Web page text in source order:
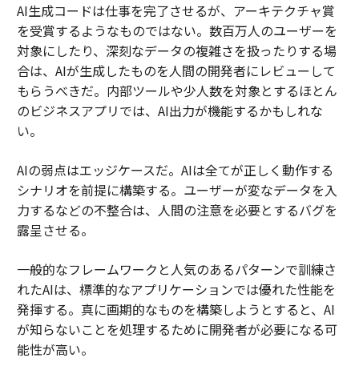
AI生成コードは仕事を完了させるが、アーキテクチャ賞
を受賞するようなものではない。数百万人のユーザーを
対象にしたり、深刻なデータの複雑さを扱ったりする場
合は、AIが生成したものを人間の開発者にレビューして
もらうべきだ。内部ツールや少人数を対象とするほとん
のビジネスアプリでは、AI出力が機能するかもしれな
い。
AIの弱点はエッジケースだ。AIは全てが正しく動作する
シナリオを前提に構築する。ユーザーが変なデータを入
力するなどの不整合は、人間の注意を必要とするバグを
露呈させる。
一般的なフレームワークと人気のあるパターンで訓練さ
れたAIは、標準的なアプリケーションでは優れた性能を
発揮する。真に画期的なものを構築しようとすると、AI
が知らないことを処理するために開発者が必要になる可
能性が高い。